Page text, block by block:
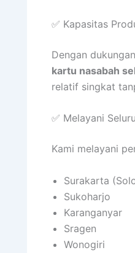
✅ Kapasitas
Dengan
kartu nasabah
relatif singkat
✅ Melayani
Kami melayani
Surakarta
Sukoharjo
Karanganyar
Sragen
Wonogiri